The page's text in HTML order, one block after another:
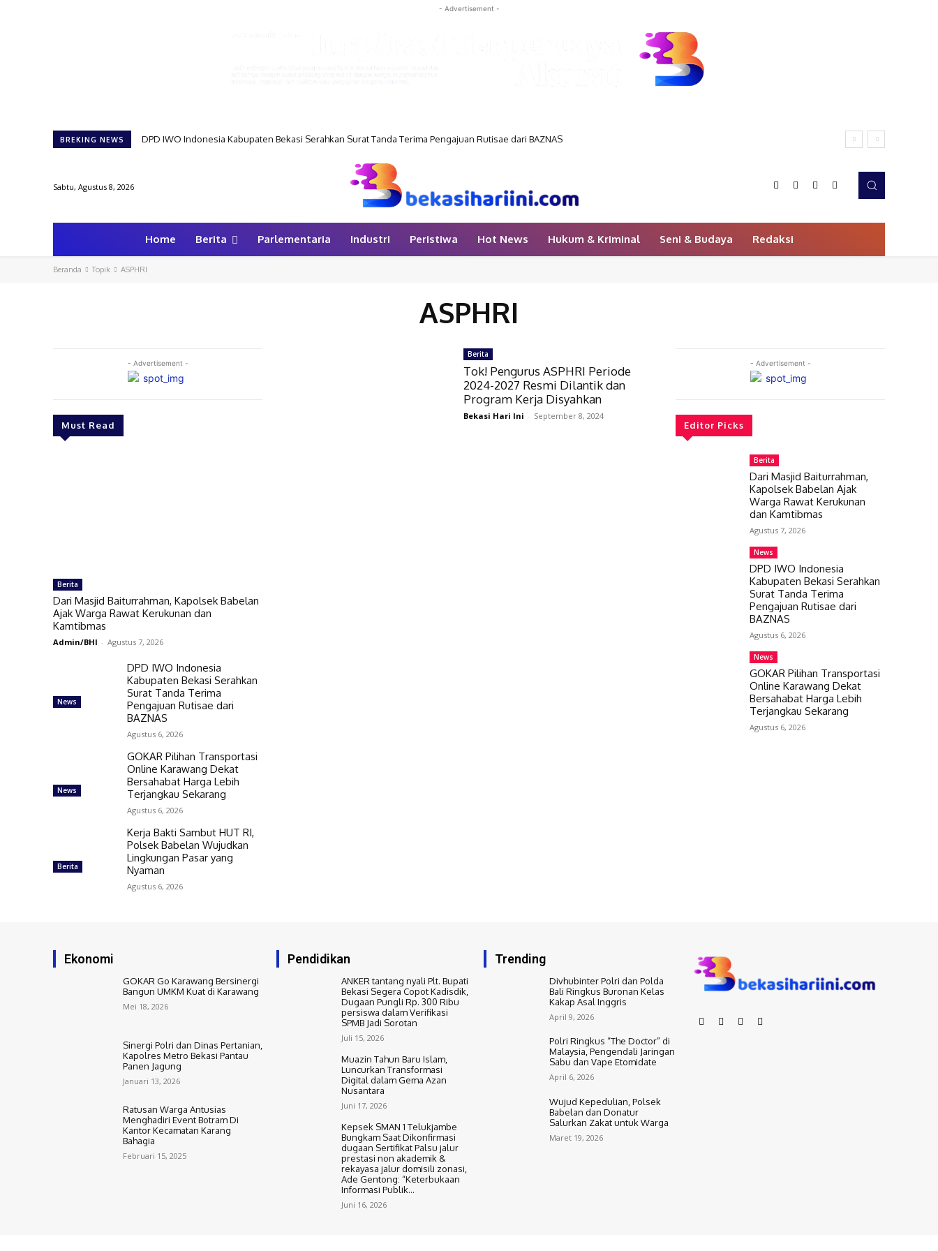
- Advertisement -
BREKING NEWS DPD IWO Indonesia Kabupaten Bekasi Serahkan Surat Tanda Terima Pengajuan Rutisae dari BAZNAS
Sabtu, Agustus 8, 2026
Home Berita Parlementaria Industri Peristiwa Hot News Hukum & Kriminal Seni & Budaya Redaksi
Beranda Topik ASPHRI
ASPHRI
- Advertisement -
Must Read
Berita
Dari Masjid Baiturrahman, Kapolsek Babelan
Ajak Warga Rawat Kerukunan dan
Kamtibmas
Admin/BHI - Agustus 7, 2026
News
DPD IWO Indonesia
Kabupaten Bekasi Serahkan
Surat Tanda Terima
Pengajuan Rutisae dari
BAZNAS
Agustus 6, 2026
News
GOKAR Pilihan Transportasi
Online Karawang Dekat
Bersahabat Harga Lebih
Terjangkau Sekarang
Agustus 6, 2026
Berita
Kerja Bakti Sambut HUT RI,
Polsek Babelan Wujudkan
Lingkungan Pasar yang
Nyaman
Agustus 6, 2026
Berita
Tok! Pengurus ASPHRI Periode
2024-2027 Resmi Dilantik dan
Program Kerja Disyahkan
Bekasi Hari Ini - September 8, 2024
- Advertisement -
Editor Picks
Berita
Dari Masjid Baiturrahman,
Kapolsek Babelan Ajak
Warga Rawat Kerukunan
dan Kamtibmas
Agustus 7, 2026
News
DPD IWO Indonesia
Kabupaten Bekasi Serahkan
Surat Tanda Terima
Pengajuan Rutisae dari
BAZNAS
Agustus 6, 2026
News
GOKAR Pilihan Transportasi
Online Karawang Dekat
Bersahabat Harga Lebih
Terjangkau Sekarang
Agustus 6, 2026
Ekonomi
GOKAR Go Karawang Bersinergi
Bangun UMKM Kuat di Karawang
Mei 18, 2026
Sinergi Polri dan Dinas Pertanian,
Kapolres Metro Bekasi Pantau
Panen Jagung
Januari 13, 2026
Ratusan Warga Antusias
Menghadiri Event Botram Di
Kantor Kecamatan Karang
Bahagia
Februari 15, 2025
Pendidikan
ANKER tantang nyali Plt. Bupati
Bekasi Segera Copot Kadisdik,
Dugaan Pungli Rp. 300 Ribu
persiswa dalam Verifikasi
SPMB Jadi Sorotan
Juli 15, 2026
Muazin Tahun Baru Islam,
Luncurkan Transformasi
Digital dalam Gema Azan
Nusantara
Juni 17, 2026
Kepsek SMAN 1 Telukjambe
Bungkam Saat Dikonfirmasi
dugaan Sertifikat Palsu jalur
prestasi non akademik &
rekayasa jalur domisili zonasi,
Ade Gentong: “Keterbukaan
Informasi Publik...
Juni 16, 2026
Trending
Divhubinter Polri dan Polda
Bali Ringkus Buronan Kelas
Kakap Asal Inggris
April 9, 2026
Polri Ringkus “The Doctor” di
Malaysia, Pengendali Jaringan
Sabu dan Vape Etomidate
April 6, 2026
Wujud Kepedulian, Polsek
Babelan dan Donatur
Salurkan Zakat untuk Warga
Maret 19, 2026